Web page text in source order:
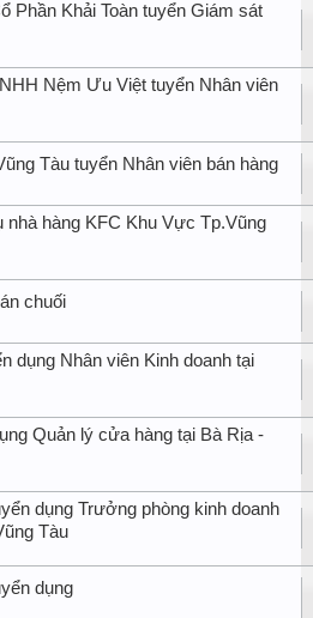
Phần Khải Toàn tuyển Giám sát
Nệm Ưu Việt tuyển Nhân viên
Tàu tuyển Nhân viên bán hàng
nhà hàng KFC Khu Vực Tp.Vũng
chuối
dụng Nhân viên Kinh doanh tại
Quản lý cửa hàng tại Bà Rịa -
dụng Trưởng phòng kinh doanh
Tàu
dụng